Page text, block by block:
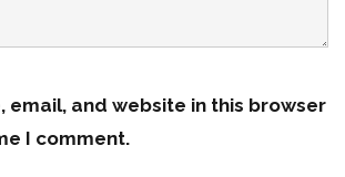
email, and website in this browser
I comment.